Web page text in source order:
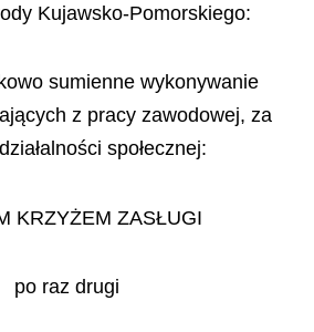
Kujawsko-Pomorskiego:
sumienne wykonywanie
z pracy zawodowej, za
społecznej:
KRZYŻEM ZASŁUGI
po raz drugi